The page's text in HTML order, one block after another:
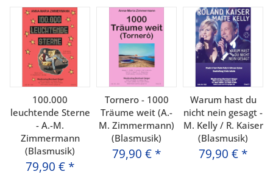
100.000
leuchtende Sterne
- A.-M.
Zimmermann
(Blasmusik)
79,90 € *
Tornero - 1000
Träume weit (A.-
M. Zimmermann)
(Blasmusik)
79,90 € *
Warum hast du
nicht nein gesagt -
M. Kelly / R. Kaiser
(Blasmusik)
79,90 € *